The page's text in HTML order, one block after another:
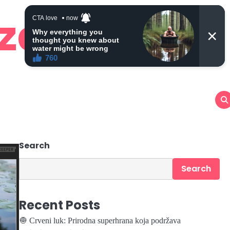
Search
Search
Recent Posts
🧅 Crveni luk: Prirodna superhrana koja podržava